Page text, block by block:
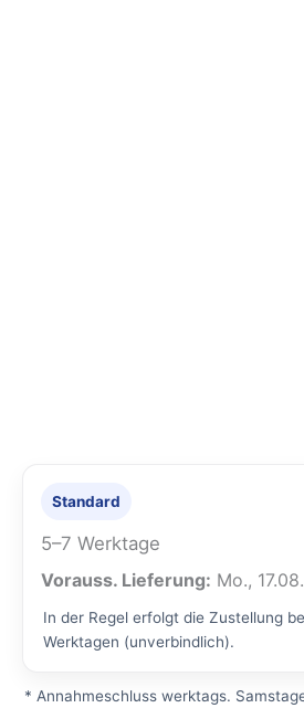
Standard
5–7 Werktage
Vorauss. Lieferung: Mo.,
In der Regel erfolgt die Zustellung
Werktagen (unverbindlich).
* Annahmeschluss werktags.